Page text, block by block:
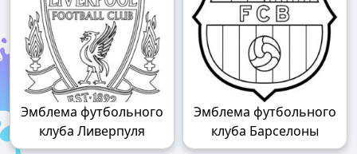
Эмблема футбольного
клуба Ливерпуля
Эмблема футбольного
клуба Барселоны